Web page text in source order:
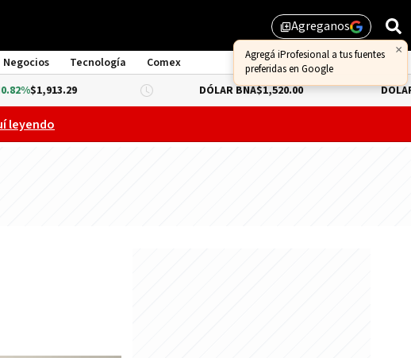
library_addAgreganos
×
Agregá iProfesional a tus fuentes
preferidas en Google
Negocios Tecnología
Comex
DÓLAR BNA$1,520.00 DÓLAR BLUE-
ya debate la Ley de Propiedad Privada sin la reforma de tierras
leyendo